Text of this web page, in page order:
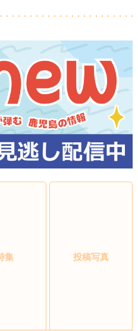
集 投稿写真